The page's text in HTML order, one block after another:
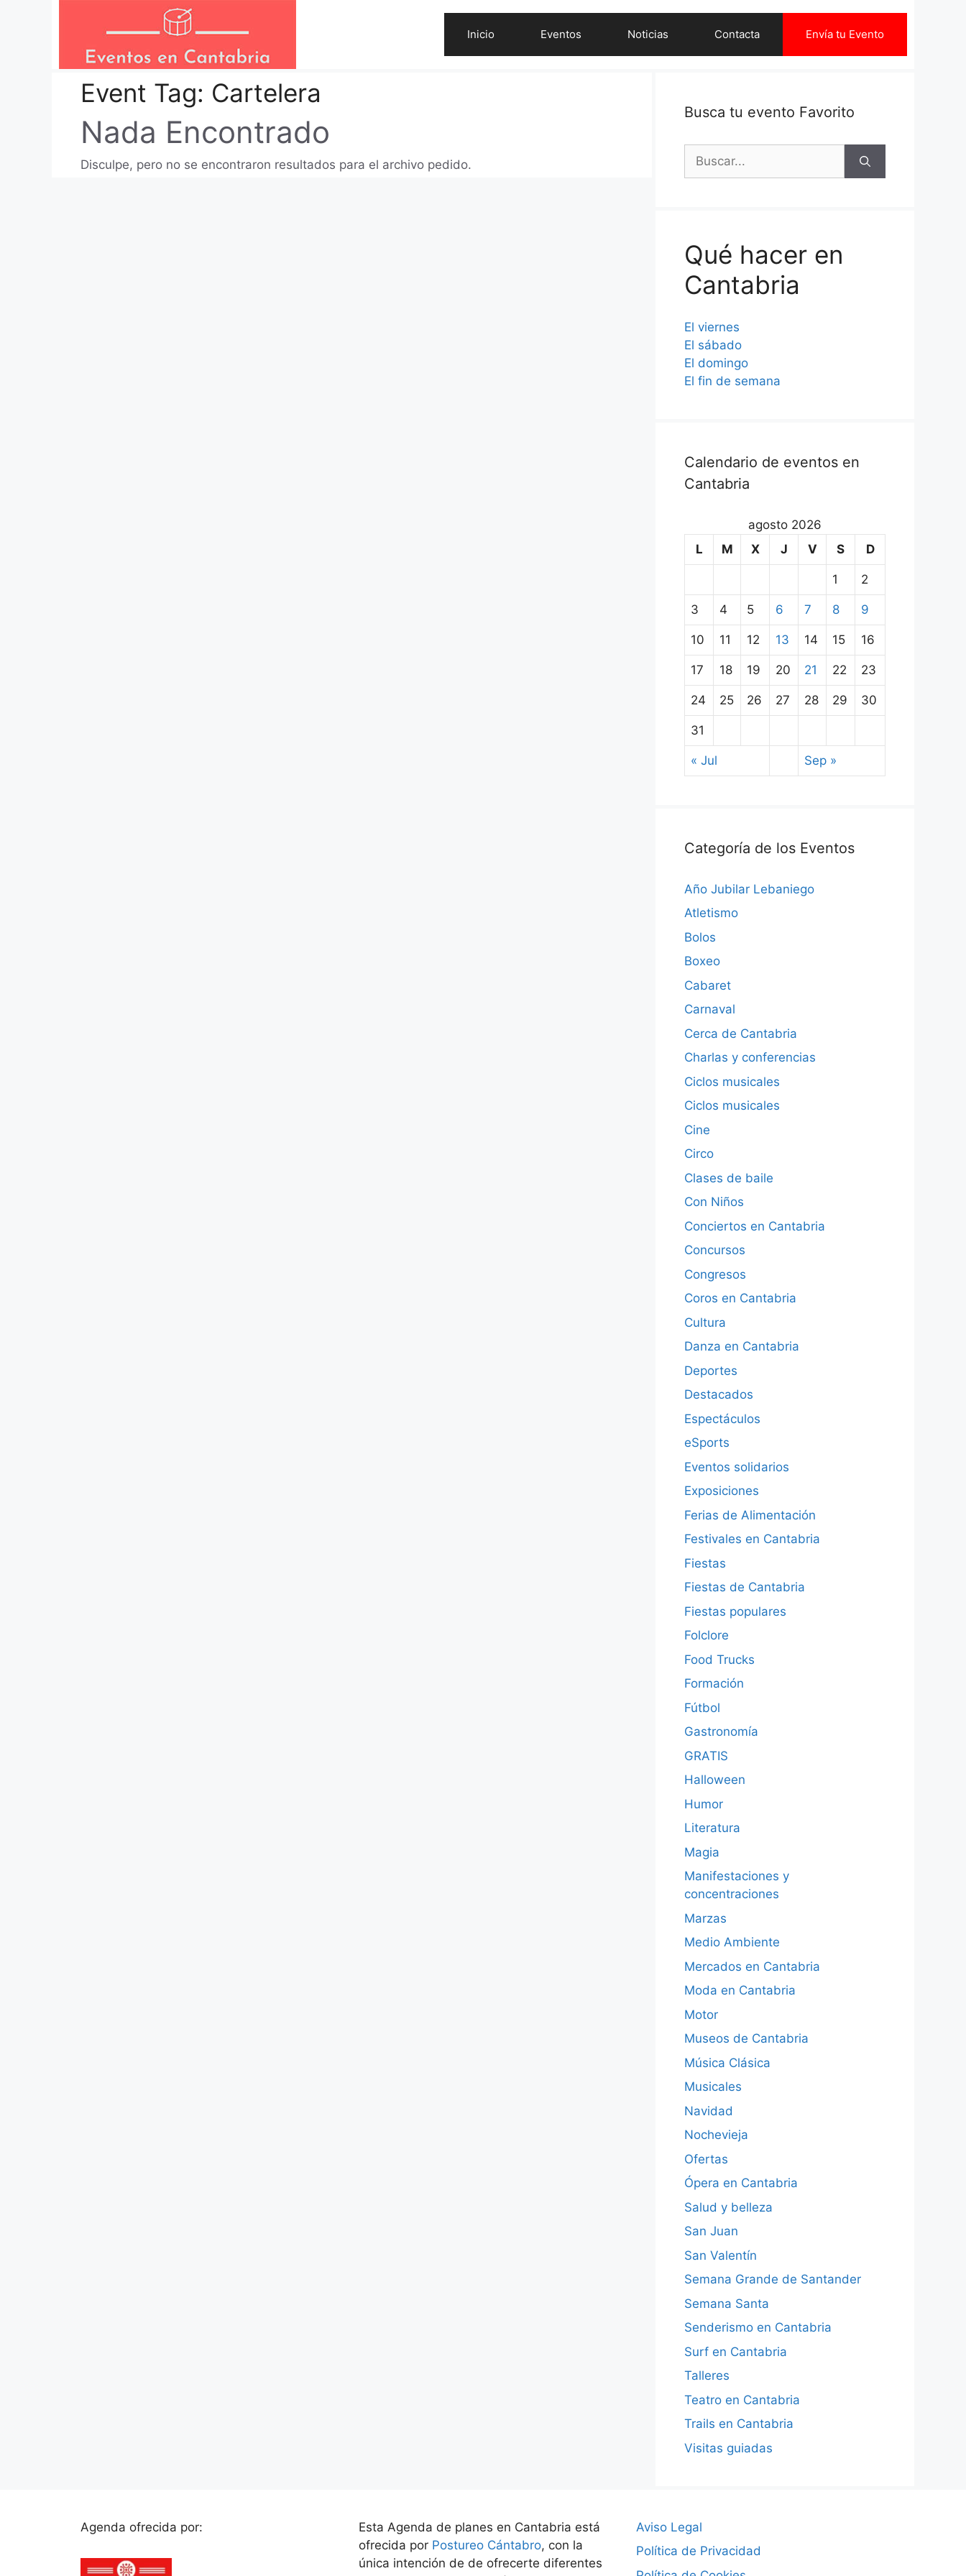
Inicio Eventos Noticias Contacta Envía tu Evento
Event Tag: Cartelera
Nada Encontrado
Disculpe, pero no se encontraron resultados para el archivo pedido.
Busca tu evento Favorito
Buscar:
Qué hacer en
Cantabria
El viernes
El sábado
El domingo
El fin de semana
Calendario de eventos en
Cantabria
agosto 2026
L
M X J V S D
1 2
3 4 5 6 7 8 9
10 11 12 13 14 15 16
17 18 19 20 21 22 23
24 25 26 27 28 29 30
31
« Jul Sep »
Categoría de los Eventos
Año Jubilar Lebaniego
Atletismo
Bolos
Boxeo
Cabaret
Carnaval
Cerca de Cantabria
Charlas y conferencias
Ciclos musicales
Ciclos musicales
Cine
Circo
Clases de baile
Con Niños
Conciertos en Cantabria
Concursos
Congresos
Coros en Cantabria
Cultura
Danza en Cantabria
Deportes
Destacados
Espectáculos
eSports
Eventos solidarios
Exposiciones
Ferias de Alimentación
Festivales en Cantabria
Fiestas
Fiestas de Cantabria
Fiestas populares
Folclore
Food Trucks
Formación
Fútbol
Gastronomía
GRATIS
Halloween
Humor
Literatura
Magia
Manifestaciones y
concentraciones
Marzas
Medio Ambiente
Mercados en Cantabria
Moda en Cantabria
Motor
Museos de Cantabria
Música Clásica
Musicales
Navidad
Nochevieja
Ofertas
Ópera en Cantabria
Salud y belleza
San Juan
San Valentín
Semana Grande de Santander
Semana Santa
Senderismo en Cantabria
Surf en Cantabria
Talleres
Teatro en Cantabria
Trails en Cantabria
Visitas guiadas
Agenda ofrecida por:
Esta Agenda de planes en Cantabria está
ofrecida por Postureo Cántabro, con la
única intención de de ofrecerte diferentes
Aviso Legal
Política de Privacidad